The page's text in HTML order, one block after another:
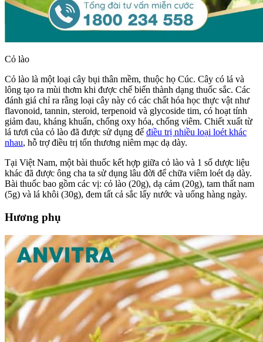
Cỏ lào
Cỏ lào là một loại cây bụi thân mềm, thuộc họ Cúc. Cây có lá và
lông tạo ra mùi thơm khi được chế biến thành dạng thuốc sắc. Các
đánh giá chỉ ra rằng loại cây này có các chất hóa học thực vật như
flavonoid, tannin, steroid, terpenoid và glycoside tim, có hoạt tính
giảm đau, kháng khuẩn, chống oxy hóa, chống viêm. Chiết xuất từ ​​
lá tươi của cỏ lào đã được sử dụng để điều trị nhiều loại loét khác
nhau, hỗ trợ điều trị tổn thương niêm mạc dạ dày.
Tại Việt Nam, một bài thuốc kết hợp giữa cỏ lào và 1 số dược liệu
khác đã được ông cha ta sử dụng lâu đời để chữa viêm loét dạ dày.
Bài thuốc bao gồm các vị: cỏ lào (20g), dạ cảm (20g), tam thất nam
(5g) và lá khôi (30g), đem tất cả sắc lấy nước và uống hàng ngày.
Hương phụ